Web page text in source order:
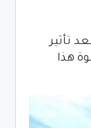
تأثير
هذا